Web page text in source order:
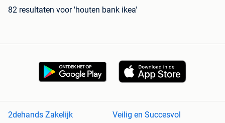
82 resultaten voor 'houten bank ikea'
2dehands Zakelijk Veilig en Succesvol